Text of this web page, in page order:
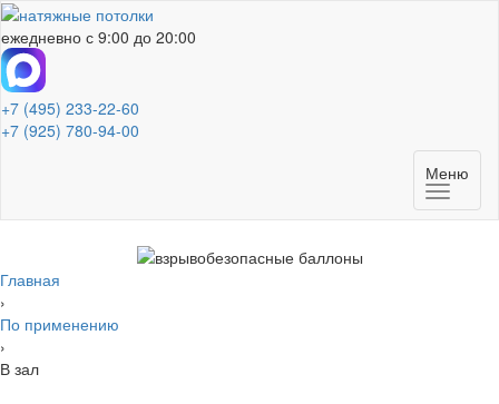
ежедневно с 9:00 до 20:00
+7 (495) 233-22-60
+7 (925) 780-94-00
Меню
Главная
›
По применению
›
В зал